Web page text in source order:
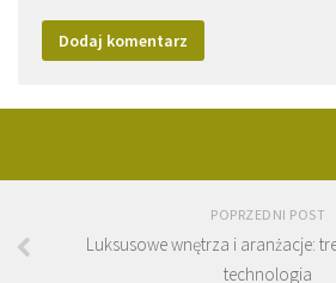
POPRZEDNI POST
Luksusowe wnętrza i aranżacje:
technologia